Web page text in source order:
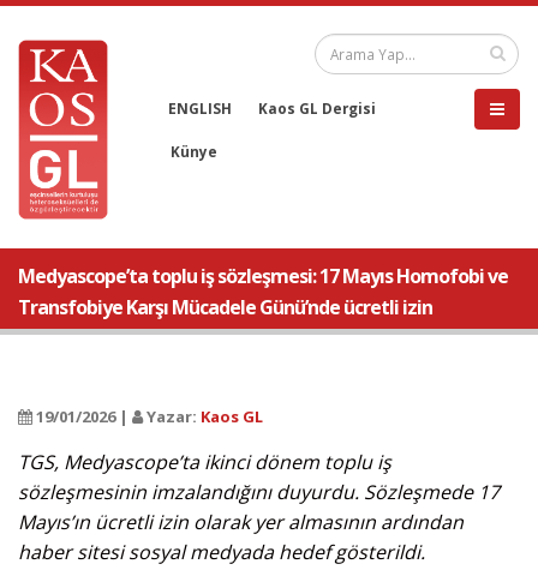
ENGLISH Kaos GL Dergisi
Künye
Medyascope’ta toplu iş sözleşmesi: 17 Mayıs Homofobi ve
Transfobiye Karşı Mücadele Günü’nde ücretli izin
19/01/2026 | Yazar: Kaos GL
TGS, Medyascope’ta ikinci dönem toplu iş
sözleşmesinin imzalandığını duyurdu. Sözleşmede 17
Mayıs’ın ücretli izin olarak yer almasının ardından
haber sitesi sosyal medyada hedef gösterildi.